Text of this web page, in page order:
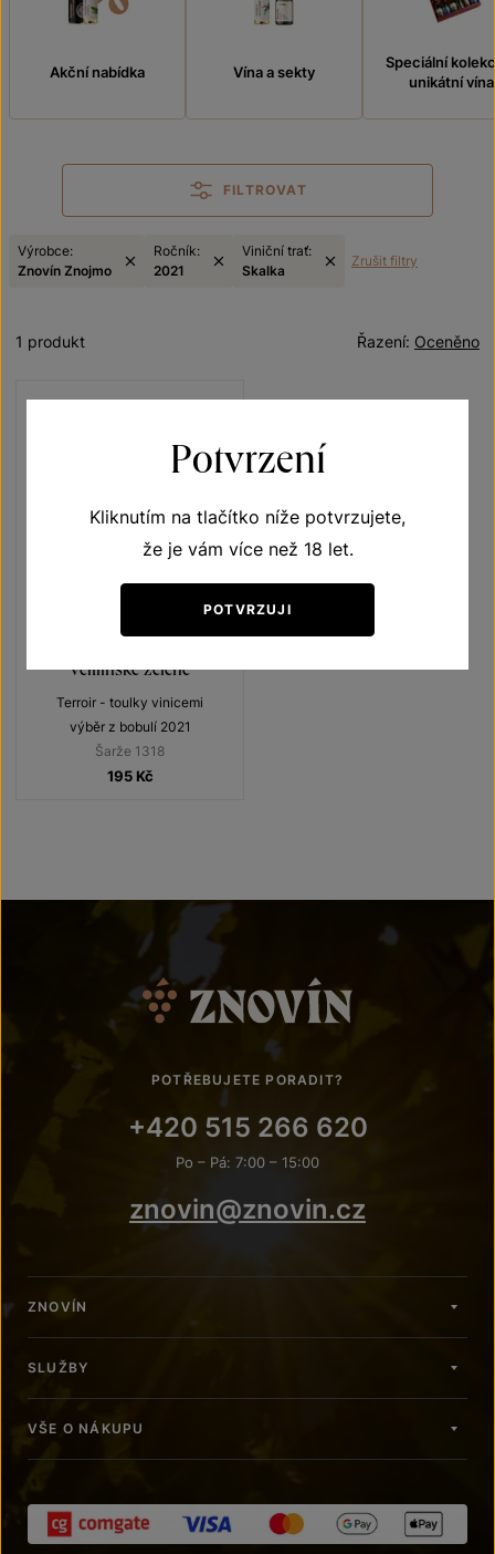
Akční nabídka Vína a sekty
Speciální
unikátní vína
FILTROVAT
Výrobce:
Znovín Znojmo
Ročník:
2021
Viniční trať:
Skalka
Zrušit filtry
Oceněno
Řazení:
1 produkt
Veltlínské zelené
Terroir - toulky vinicemi
výběr z bobulí 2021
Šarže 1318
195 Kč
POTŘEBUJETE PORADIT?
+420 515 266 620
Po – Pá: 7:00 – 15:00
znovin@znovin.cz
ZNOVÍN
SLUŽBY
VŠE O NÁKUPU
Potvrzení
Kliknutím na tlačítko níže potvrzujete,
že je vám více než 18 let.
POTVRZUJI